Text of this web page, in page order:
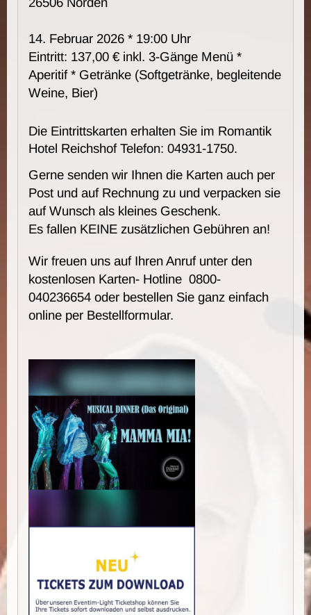
14. Februar 2026 * 19:00 Uhr
Eintritt: 137,00 € inkl. 3-Gänge Menü *
Aperitif * Getränke (Softgetränke, begleitende
Weine, Bier)
Die Eintrittskarten erhalten Sie im Romantik
Hotel Reichshof Telefon: 04931-1750.
Gerne senden wir Ihnen die Karten auch per
Post und auf Rechnung zu und verpacken sie
auf Wunsch als kleines Geschenk.
Es fallen KEINE zusätzlichen Gebühren an!
Wir freuen uns auf Ihren Anruf unter den
kostenlosen Karten- Hotline 0800-
040236654 oder bestellen Sie ganz einfach
online per Bestellformular.